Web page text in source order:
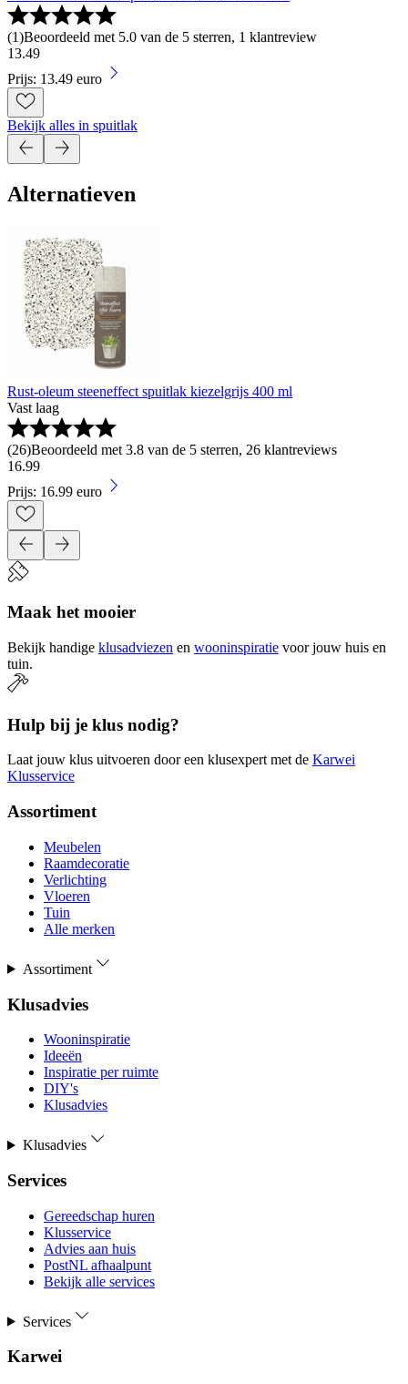
(1)Beoordeeld met 5.0 van de 5 sterren, 1 klantreview
13.49
Prijs: 13.49 euro
Bekijk alles in spuitlak
Alternatieven
Rust-oleum steeneffect spuitlak kiezelgrijs 400 ml
Vast laag
(26)Beoordeeld met 3.8 van de 5 sterren, 26 klantreviews
16.99
Prijs: 16.99 euro
Maak het mooier
Bekijk handige klusadviezen en wooninspiratie voor jouw huis en
tuin.
Hulp bij je klus nodig?
Laat jouw klus uitvoeren door een klusexpert met de Karwei
Klusservice
Assortiment
Meubelen
Raamdecoratie
Verlichting
Vloeren
Tuin
Alle merken
Assortiment
Klusadvies
Wooninspiratie
Ideeën
Inspiratie per ruimte
DIY's
Klusadvies
Klusadvies
Services
Gereedschap huren
Klusservice
Advies aan huis
PostNL afhaalpunt
Bekijk alle services
Services
Karwei